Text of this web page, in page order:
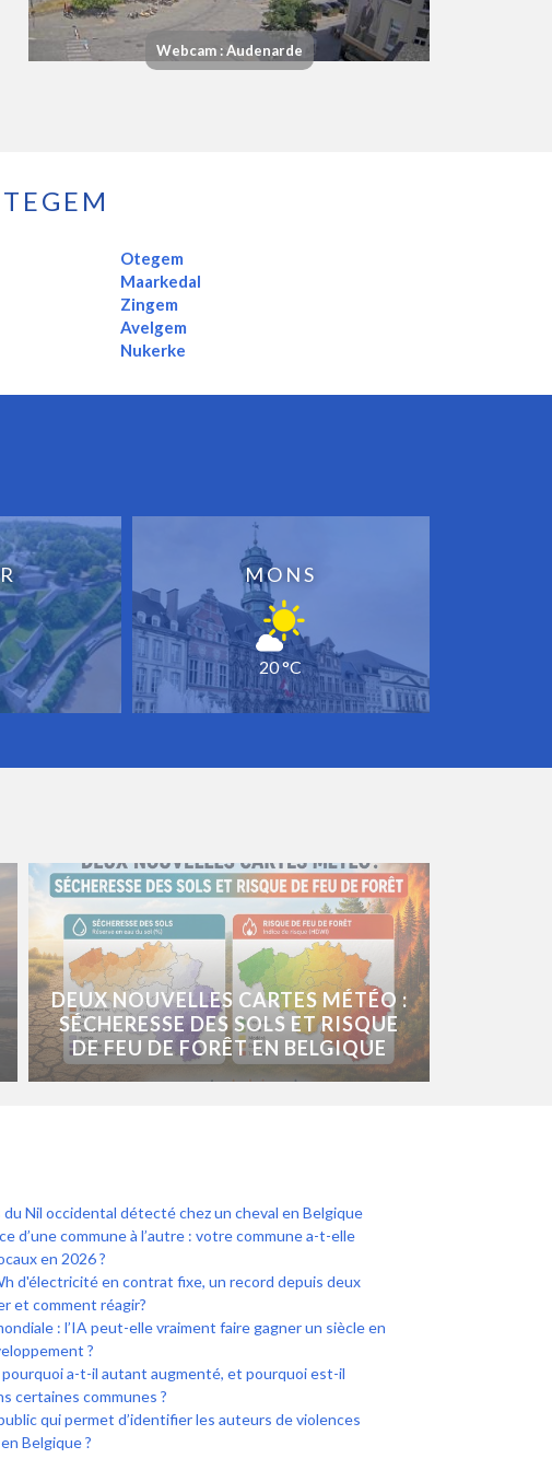
Webcam : Audenarde
Otegem
Maarkedal
Zingem
Avelgem
Nukerke
MONS
20 °C
DEUX NOUVELLES CARTES MÉTÉO :
SÉCHERESSE DES SOLS ET RISQUE
DE FEU DE FORÊT EN BELGIQUE
du Nil occidental détecté chez un cheval en Belgique
d’une commune à l’autre : votre commune a-t-elle
en 2026 ?
d'électricité en contrat fixe, un record depuis deux
et comment réagir?
: l’IA peut-elle vraiment faire gagner un siècle en
?
a-t-il autant augmenté, et pourquoi est-il
certaines communes ?
qui permet d’identifier les auteurs de violences
Belgique ?